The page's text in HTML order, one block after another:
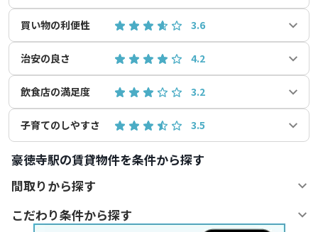
買い物の利便性 3.6
治安の良さ 4.2
飲食店の満足度 3.2
子育てのしやすさ 3.5
豪徳寺駅の賃貸物件を条件から探す
間取りから探す
こだわり条件から探す